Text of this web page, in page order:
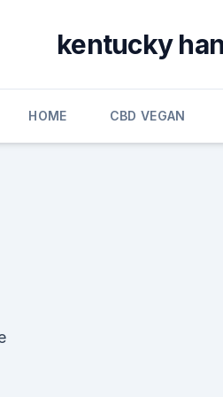
kentucky
HOME CBD VEGAN